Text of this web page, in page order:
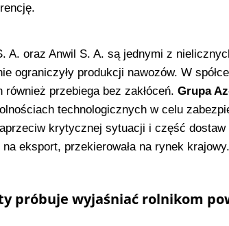
A. oraz Anwil S. A. są jednymi z
ograniczyły produkcji nawozów. W spółce
również przebiega bez zakłóceń. Grupa
technologicznych w celu
krytycznej sytuacji i część dostaw
eksport, przekierowała na rynek krajowy.
próbuje wyjaśniać rolnikom